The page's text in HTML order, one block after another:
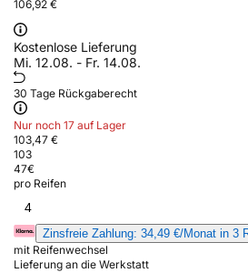
106,92 €
Kostenlose Lieferung
Mi. 12.08. - Fr. 14.08.
30 Tage Rückgaberecht
Nur noch 17 auf Lager
103,47 €
103
47€
pro Reifen
4
Zinsfreie Zahlung: 34,49 €/Monat in 3
mit Reifenwechsel
Lieferung an die Werkstatt